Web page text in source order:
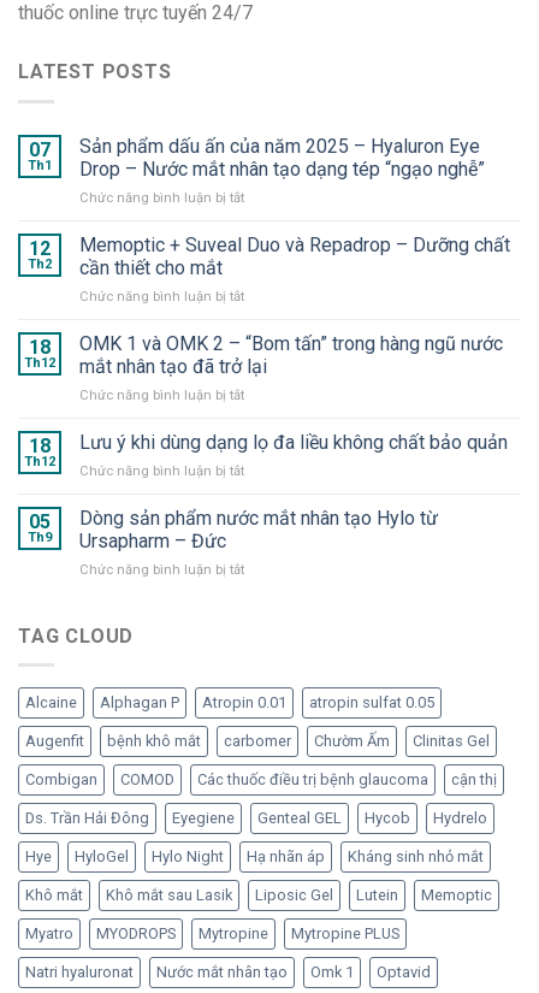
thuốc online trực tuyến 24/7
LATEST POSTS
07
Th1
Sản phẩm dấu ấn của năm 2025 – Hyaluron Eye
Drop – Nước mắt nhân tạo dạng tép “ngạo nghễ”
Chức năng bình luận bị tắtở
phẩm
của
2025
–
Hyaluron
Eye
–
tạo
tép
12
Th2
Memoptic + Suveal Duo và Repadrop – Dưỡng chất
cần thiết cho mắt
Chức năng bình luận bị tắtở
+
Suveal
Duo
và
–
chất
thiết
18
Th12
OMK 1 và OMK 2 – “Bom tấn” trong hàng ngũ nước
mắt nhân tạo đã trở lại
Chức năng bình luận bị tắtở
1
và
OMK
–
trong
tạo
đã
trở
lại
18
Th12
Lưu ý khi dùng dạng lọ đa liều không chất bảo quản
Chức năng bình luận bị tắtở
ý
khi
dạng
bảo
quản
05
Th9
Dòng sản phẩm nước mắt nhân tạo Hylo từ
Ursapharm – Đức
Chức năng bình luận bị tắtở
nhân
tạo
Hylo
từ
Ursapharm
–
Đức
TAG CLOUD
Alcaine Alphagan P Atropin 0.01 atropin sulfat 0.05
Augenfit bệnh khô mắt carbomer Chườm Ấm Clinitas Gel
Combigan COMOD Các thuốc điều trị bệnh glaucoma cận thị
Ds. Trần Hải Đông Eyegiene Genteal GEL Hycob Hydrelo
Hye HyloGel Hylo Night Hạ nhãn áp Kháng sinh nhỏ mắt
Khô mắt Khô mắt sau Lasik Liposic Gel Lutein Memoptic
Myatro MYODROPS Mytropine Mytropine PLUS
Natri hyaluronat Nước mắt nhân tạo Omk 1 Optavid